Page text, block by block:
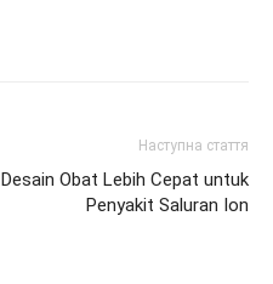
Наступна стаття
Desain Obat Lebih Cepat untuk
Penyakit Saluran Ion